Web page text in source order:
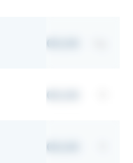
00,00
00,00
00,00